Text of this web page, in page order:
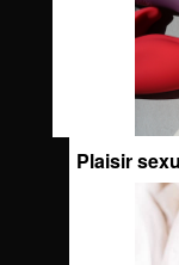
Plaisir